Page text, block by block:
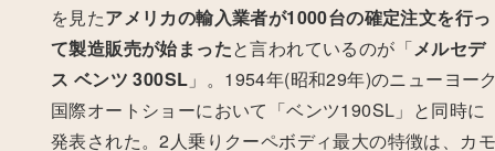
を見たアメリカの輸入業者が1000台の確定注文を行っ
て製造販売が始まったと言われているのが「メルセデ
ス ベンツ 300SL 」。 1954年(昭和29年)のニューヨー
国際オートショーにおいて「ベンツ190SL」と同時に
発表された。2人乗りクーペボディ最大の特徴は、カモ